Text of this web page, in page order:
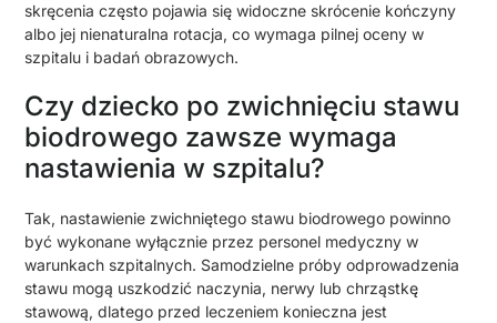
skręcenia często pojawia się widoczne skrócenie kończyny
albo jej nienaturalna rotacja, co wymaga pilnej oceny w
szpitalu i badań obrazowych.
Czy dziecko po zwichnięciu stawu
biodrowego zawsze wymaga
nastawienia w szpitalu?
Tak, nastawienie zwichniętego stawu biodrowego powinno
być wykonane wyłącznie przez personel medyczny w
warunkach szpitalnych. Samodzielne próby odprowadzenia
stawu mogą uszkodzić naczynia, nerwy lub chrząstkę
stawową, dlatego przed leczeniem konieczna jest